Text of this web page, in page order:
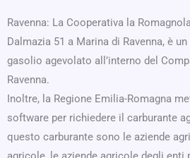
Ravenna: La Cooperativa la
Dalmazia 51 a Marina di Ravenna, è
gasolio agevolato all’interno del
Ravenna.
Inoltre, la Regione Emilia-Romagna
software per richiedere il carburante
questo carburante sono le aziende